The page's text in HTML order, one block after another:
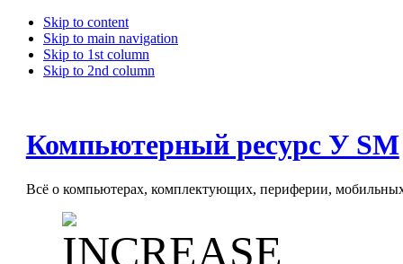
Skip to content
Skip to main navigation
Skip to 1st column
Skip to 2nd column
Компьютерный ресурс У SM
Всё о компьютерах, комплектующих, периферии, мобильных